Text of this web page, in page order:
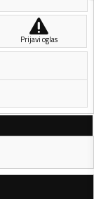
Prijavi oglas